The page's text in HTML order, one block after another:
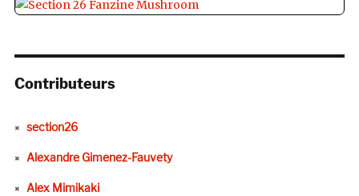
Contributeurs
section26
Alexandre Gimenez-Fauvety
Alex Mimikaki